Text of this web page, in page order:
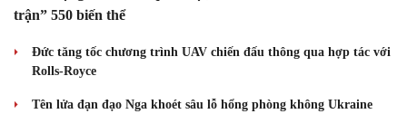
trận” 550 biến thể
Đức tăng tốc chương trình UAV chiến đấu thông qua hợp tác với
Rolls-Royce
Tên lửa đạn đạo Nga khoét sâu lỗ hổng phòng không Ukraine